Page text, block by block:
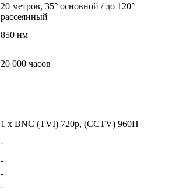
20 метров, 35° основной / до 120°
рассеянный
850 нм
20 000 часов
1 x BNC (TVI) 720p, (CCTV) 960H
-
-
-
-